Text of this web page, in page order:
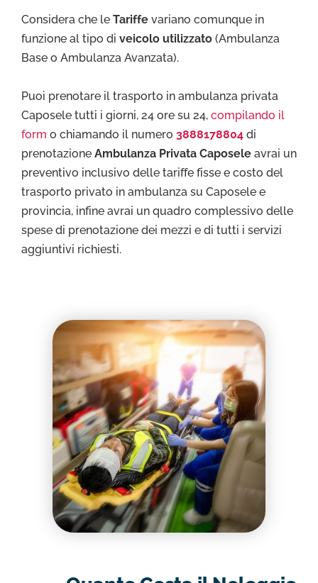
Considera che le Tariffe variano comunque in
funzione al tipo di veicolo utilizzato (Ambulanza
Base o Ambulanza Avanzata).
Puoi prenotare il trasporto in ambulanza privata
Caposele tutti i giorni, 24 ore su 24, compilando il
form o chiamando il numero 3888178804 di
prenotazione Ambulanza Privata Caposele avrai un
preventivo inclusivo delle tariffe fisse e costo del
trasporto privato in ambulanza su Caposele e
provincia, infine avrai un quadro complessivo delle
spese di prenotazione dei mezzi e di tutti i servizi
aggiuntivi richiesti.